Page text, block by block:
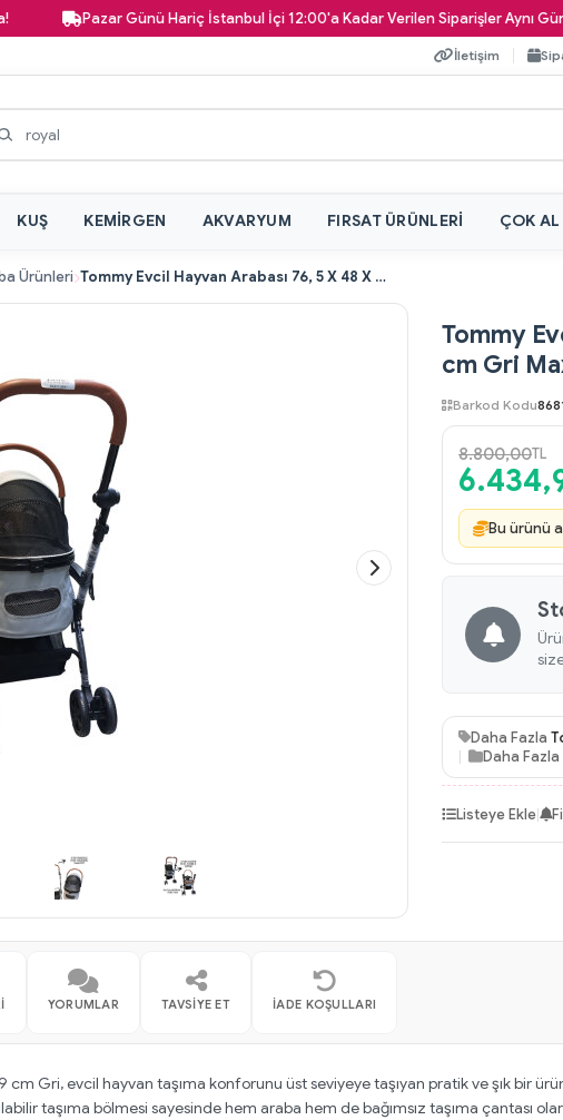
Pazar Günü Hariç İstanbul İçi 12:00'a Kadar Verilen Siparişler Aynı Gün
İletişim
KUŞ KEMIRGEN AKVARYUM FIRSAT ÜRÜNLERI ÇOK
Ürünleri Tommy Evcil Hayvan Arabası 76, 5 X 48 X 99 cm Gri Max 15 kg
Tommy
cm Gri
Barkod Kodu
8.800,00TL
Bu ürünü
Daha Fazla
Daha Fazla
Listeye Ekle|
YORUMLAR TAVSIYE ET İADE KOŞULLARI
cm Gri, evcil hayvan taşıma konforunu üst seviyeye taşıyan pratik ve şık bir
taşıma bölmesi sayesinde hem araba hem de bağımsız taşıma çantası